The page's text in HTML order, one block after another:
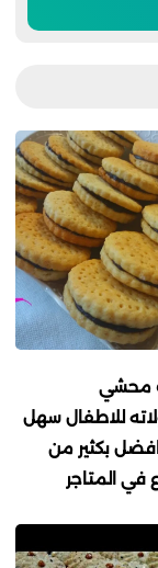
محشي
للاطفال سهل
بكثير من
في المتاجر